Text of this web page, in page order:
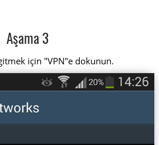
Aşama 3
için "VPN"e dokunun.